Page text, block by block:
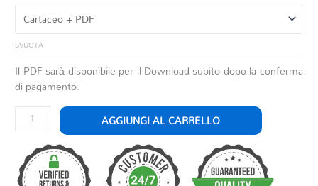
SVUOTA
Il PDF sarà disponibile per il Download subito dopo la conferma
di pagamento.
PRELUDIO
PER
CLARINETTO
SOLO
quantità
AGGIUNGI AL CARRELLO